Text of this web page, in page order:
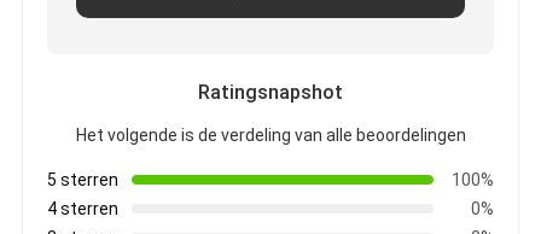
Ratingsnapshot
Het volgende is de verdeling van alle beoordelingen
5 sterren
100%
4 sterren
0%